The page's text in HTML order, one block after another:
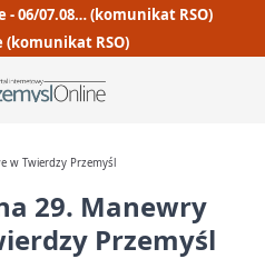
- 06/07.08… (komunikat RSO)
(komunikat RSO)
w Twierdzy Przemyśl
29. Manewry
Przemyśl